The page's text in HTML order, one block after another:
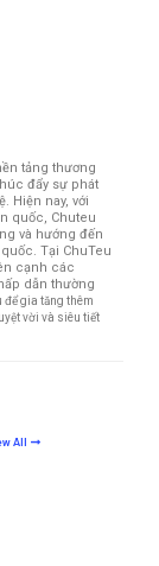
tảng thương
đẩy sự phát
Hiện nay, với
quốc, Chuteu
và hướng đến
Tại ChuTeu
cạnh các
dẫn thường
để gia tăng thêm
vời và siêu tiết
All